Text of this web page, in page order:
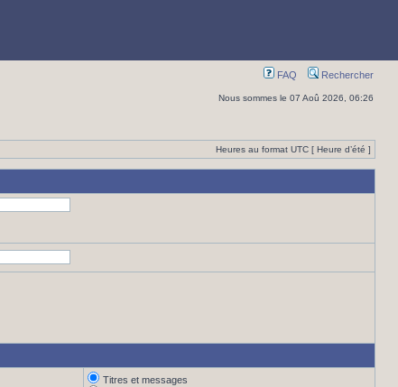
FAQ Rechercher
Nous sommes le 07 Aoû 2026, 06:26
Heures au format UTC [ Heure d’été ]
Titres et messages